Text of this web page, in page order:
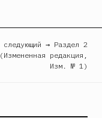
следующий → Раздел 2
(Измененная редакция,
Изм. № 1)